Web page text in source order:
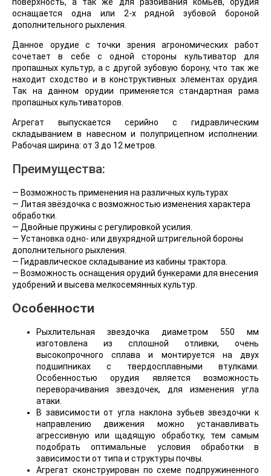
оснащается одна или 2-х рядной зубовой бороной
дополнительного рыхления.
Данное орудие с точки зрения агрономических работ
сочетает в себе с одной стороны культиватор для
пропашных культур, а с другой зубовую борону, что так же
находит сходство и в конструктивных элементах орудия.
Так на данном орудии применяется стандартная рама
пропашных культиваторов.
Агрегат выпускается серийно с гидравлическим
складыванием в навесном и полуприцепном исполнении.
Рабочая ширина: от 3 до 12 метров.
Преимущества:
— Возможность применения на различных культурах
— Литая звёздочка с возможностью изменения характера
обработки.
— Двойные пружины с регулировкой усилия.
— Установка одно- или двухрядной штригельной бороны
дополнительного рыхления.
— Гидравлическое складывание из кабины трактора.
— Возможность оснащения орудий бункерами для внесения
удобрений и высева мелкосемянных культур.
Особенности
Рыхлительная звездочка диаметром 550 мм
изготовлена из сплошной отливки, очень
высокопрочного сплава и монтируется на двух
подшипниках с твердосплавными втулками.
Особенностью орудия является возможность
переворачивания звездочек, для изменения угла
атаки.
В зависимости от угла наклона зубьев звездочки к
направлению движения можно устанавливать
агрессивную или щадящую обработку, тем самым
подобрать оптимальные условия обработки в
зависимости от типа и структуры почвы.
Aгрегат сконструирован по схеме подпружиненного